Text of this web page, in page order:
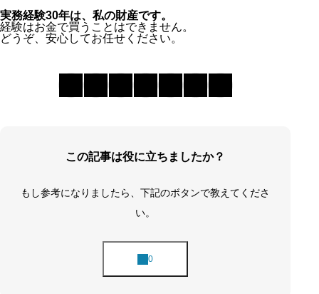
実務経験30年は、私の財産です。
経験はお金で買うことはできません。
どうぞ、安心してお任せください。
この記事は役に立ちましたか？
もし参考になりましたら、下記のボタンで教えてくださ
い。
地域になくてはならないクリニックを目指して。その
病院事務30年の経歴